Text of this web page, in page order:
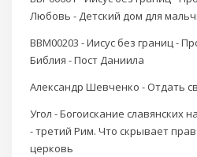
Любовь - Детский дом для
BBM00203 - Иисус без границ -
Библия - Пост Даниила
Александр Шевченко - Отдать
Угол - Богоискание славянских
- третий Рим. Что скрывает
церковь